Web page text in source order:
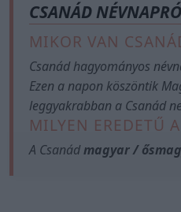
CSANÁD
MIKOR VAN
Csanád hagyományos
Ezen a napon köszöntik
leggyakrabban a Csanád
MILYEN EREDETŰ
A Csanádmagyar /